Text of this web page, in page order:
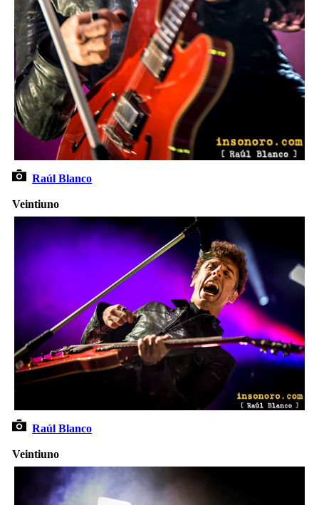
Raúl Blanco
Veintiuno
Raúl Blanco
Veintiuno